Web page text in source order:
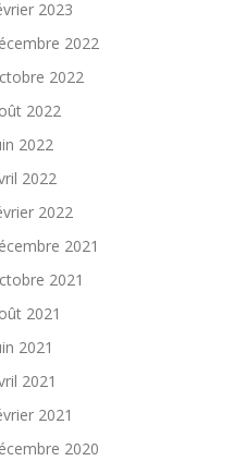
2023
2022
2022
2022
2022
2022
2022
2021
2021
2021
2021
2021
2021
2020